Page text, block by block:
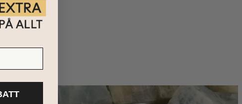
har bråttom. Det bästa av allt är att det är en kärleksfull